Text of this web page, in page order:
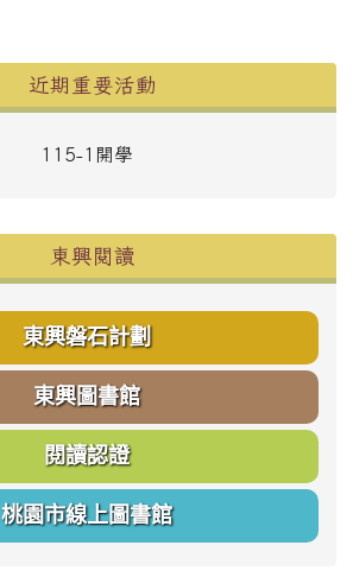
近期重要活動
115-1開學
東興閱讀
東興磐石計劃
東興圖書館
閱讀認證
桃園市線上圖書館